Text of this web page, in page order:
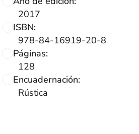
2017
ISBN:
978-84-16919-20-8
Páginas:
128
Encuadernación:
Rústica